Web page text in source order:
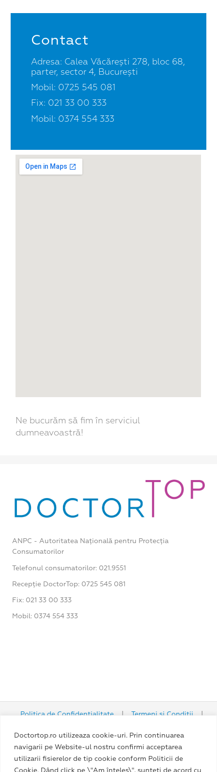
Doctortop.ro utilizeaza cookie-uri. Prin continuarea
navigarii pe Website-ul nostru confirmi acceptarea
utilizarii fisierelor de tip cookie conform Politicii de
Cookie. Dând click pe \"Am înțeles\", sunteți de acord cu
Contact
Adresa: Calea Văcărești 278, bloc 68,
parter, sector 4, București
Mobil: 0725 545 081
Fix: 021 33 00 333
Mobil: 0374 554 333
Ne bucurăm să fim în serviciul
dumneavoastră!
ANPC - Autoritatea Națională pentru Protecția
Consumatorilor
Telefonul consumatorilor: 021.9551
Recepție DoctorTop: 0725 545 081
Fix: 021 33 00 333
Mobil: 0374 554 333
Politica de Confidențialitate | Termeni și Condiții
|